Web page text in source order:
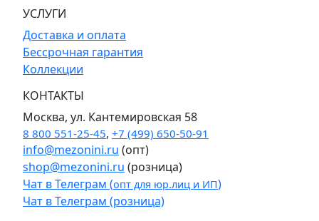
УСЛУГИ
Доставка и оплата
Бессрочная гарантия
Коллекции
КОНТАКТЫ
Москва, ул. Кантемировская 58
8 800 551-25-45, +7 (499) 650-50-91
info@mezonini.ru (опт)
shop@mezonini.ru (розница)
Чат в Телеграм (опт для юр.лиц и ИП)
Чат в Телеграм (розница)